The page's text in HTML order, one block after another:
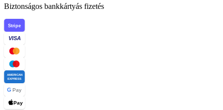
Biztonságos bankkártyás fizetés
Stripe
VISA
AMERICAN
EXPRESS
G Pay
Pay